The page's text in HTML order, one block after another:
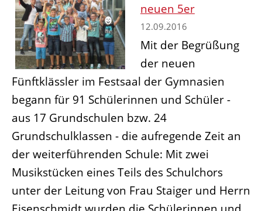
neuen 5er
12.09.2016
Mit der Begrüßung
der neuen
Fünftklässler im Festsaal der Gymnasien
begann für 91 Schülerinnen und Schüler -
aus 17 Grundschulen bzw. 24
Grundschulklassen - die aufregende Zeit an
der weiterführenden Schule: Mit zwei
Musikstücken eines Teils des Schulchors
unter der Leitung von Frau Staiger und Herrn